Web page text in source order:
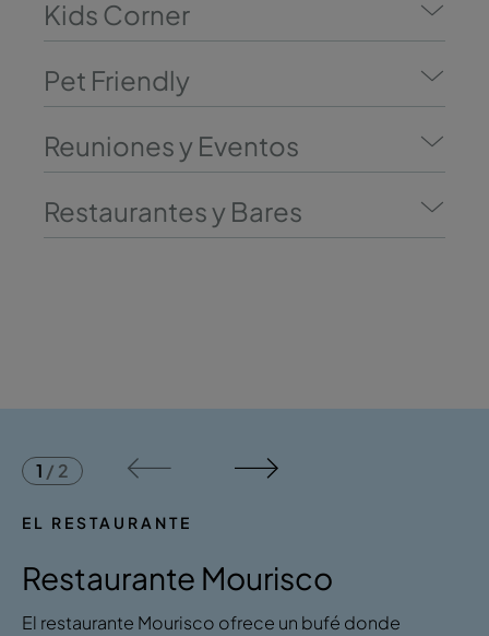
Kids Corner
Pet Friendly
Reuniones y Eventos
Restaurantes y Bares
EL RESTAURANTE
Restaurante Mourisco
El restaurante Mourisco ofrece un bufé donde
1 / 2